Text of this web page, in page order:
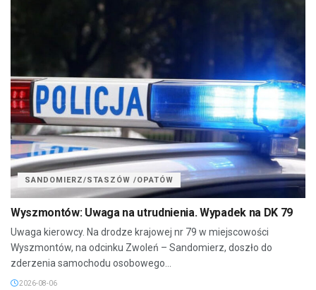
SANDOMIERZ/STASZÓW /OPATÓW
Wyszmontów: Uwaga na utrudnienia. Wypadek na DK 79
Uwaga kierowcy. Na drodze krajowej nr 79 w miejscowości
Wyszmontów, na odcinku Zwoleń – Sandomierz, doszło do
zderzenia samochodu osobowego...
2026-08-06